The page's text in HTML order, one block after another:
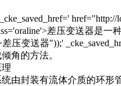
href="http://
差压变送器是一
差压变送器"));'
角的方法。
由封装有流体介质的环形管